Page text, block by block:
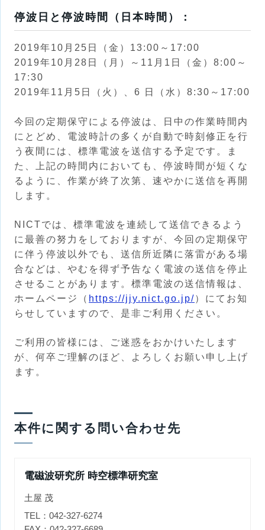
停波日と停波時間（日本時間）：
2019年10月25日（金） 13:00～17:00
2019年10月28日（月）
～11月1日（金）8:00～
17:30
2019年11月5日（火） 、6 日（水）8:30～17:00
今回の定期保守による停波は、日中の作業時間内
にとどめ、電波時計の多くが自動で時刻修正を行
う夜間には、標準電波を送信する予定です。ま
た、上記の時間内においても、停波時間が短くな
るように、作業が終了次第、速やかに送信を再開
します。
NICTでは、標準電波を連続して送信できるよう
に最善の努力をしておりますが、今回の定期保守
に伴う停波以外でも、送信所近隣に落雷がある場
合などは、やむを得ず予告なく電波の送信を停止
させることがあります。標準電波の送信情報は、
ホームページ（ https://jjy.nict.go.jp/）にてお知
らせしていますので、是非ご利用ください。
ご利用の皆様には、ご迷惑をおかけいたします
が、何卒ご理解のほど、よろしくお願い申し上げ
ます。
本件に関する問い合わせ先
電磁波研究所 時空標準研究室
土屋 茂
TEL：042-327-6274